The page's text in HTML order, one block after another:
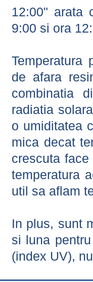
12:00" arata
9:00 si ora
Temperatura
de afara
combinatia
radiatia
o umiditatea
mica decat
crescuta
temperatura
util sa aflam
In plus, sunt
si luna
(index UV),